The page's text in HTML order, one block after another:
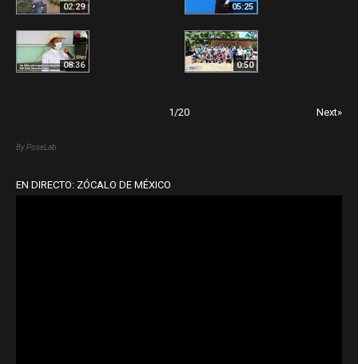
02:29 05:25
08:36 0:50
1 /20 Next»
By PoseLab
EN DIRECTO: ZÓCALO DE MÉXICO